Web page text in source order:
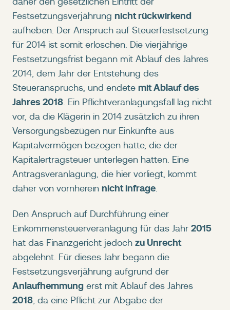
Festsetzungsverjährung nicht rückwirkend
aufheben. Der Anspruch auf Steuerfestsetzung
für 2014 ist somit erloschen. Die vierjährige
Festsetzungsfrist begann mit Ablauf des Jahres
2014, dem Jahr der Entstehung des
Steueranspruchs, und endete mit Ablauf des
Jahres 2018 . Ein Pflichtveranlagungsfall lag nicht
vor, da die Klägerin in 2014 zusätzlich zu ihren
Versorgungsbezügen nur Einkünfte aus
Kapitalvermögen bezogen hatte, die der
Kapitalertragsteuer unterlegen hatten. Eine
Antragsveranlagung, die hier vorliegt, kommt
daher von vornherein nicht infrage
Den Anspruch auf Durchführung einer
Einkommensteuerveranlagung für das Jahr 2015
hat das Finanzgericht jedoch zu Unrecht
abgelehnt. Für dieses Jahr begann die
Festsetzungsverjährung aufgrund der
Anlaufhemmung erst mit Ablauf des Jahres
2018 , da eine Pflicht zur Abgabe der